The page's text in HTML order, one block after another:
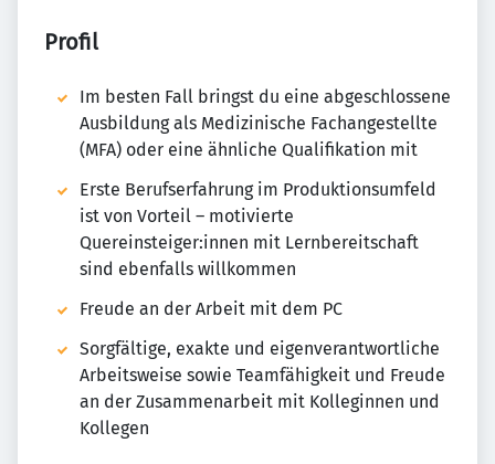
Profil
Im besten Fall bringst du eine abgeschlossene
Ausbildung als Medizinische Fachangestellte
(MFA) oder eine ähnliche Qualifikation mit
Erste Berufserfahrung im Produktionsumfeld
ist von Vorteil – motivierte
Quereinsteiger:innen mit Lernbereitschaft
sind ebenfalls willkommen
Freude an der Arbeit mit dem PC
Sorgfältige, exakte und eigenverantwortliche
Arbeitsweise sowie Teamfähigkeit und Freude
an der Zusammenarbeit mit Kolleginnen und
Kollegen